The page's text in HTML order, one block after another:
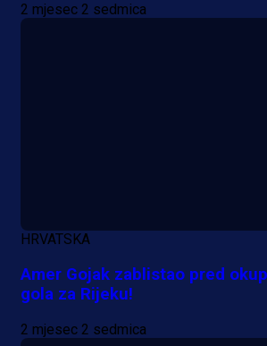
A Selekcija
2 mjesec 2 sedmica
HRVATSKA
Amer Gojak zablistao pred
gola za Rijeku!
2 mjesec 2 sedmica